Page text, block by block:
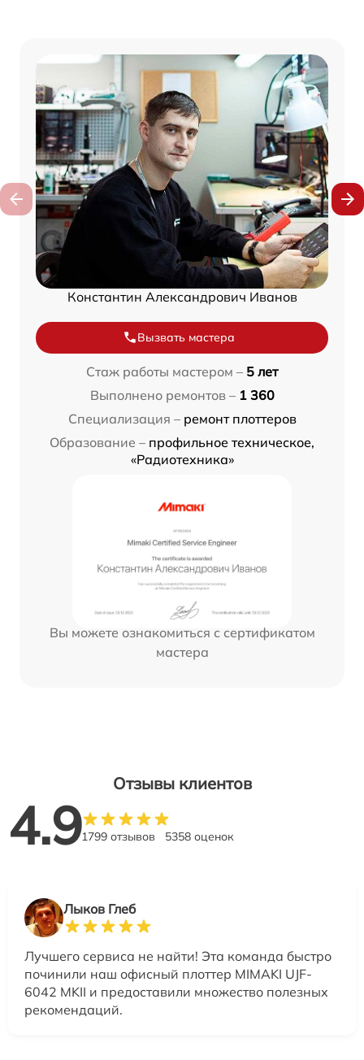
Константин Александрович Иванов
Вызвать мастера
Стаж работы мастером – 5 лет
Выполнено ремонтов – 1 360
Специализация – ремонт плоттеров
Образование – профильное техническое,
«Радиотехника»
Вы можете ознакомиться с сертификатом
мастера
Отзывы клиентов
4.91799 отзывов 5358 оценок
Лыков Глеб
Лучшего сервиса не найти! Эта команда быстро
починили наш офисный плоттер MIMAKI UJF-
6042 MKII и предоставили множество полезных
рекомендаций.